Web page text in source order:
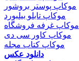
موکاپ پوستر بروشور
موکاپ تابلو بیلبورد
موکاپ غرفه فروشگاه
موکاپ کاور سی دی
موکاپ کتاب مجله
دانلود عکس